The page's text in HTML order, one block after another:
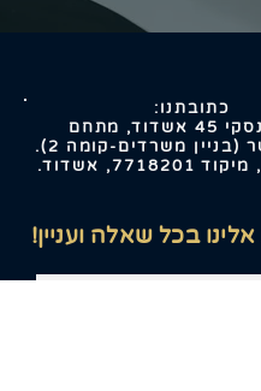
כתובתנו:
ז'בוטינסקי 45 אשדוד, מתחם
משרדים-קומה 2).
7718201, אשדוד.
אלינו בכל שאלה ועניין!